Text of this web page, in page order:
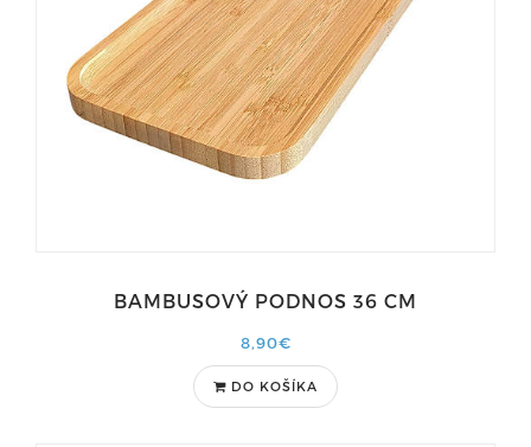
BAMBUSOVÝ PODNOS 36 CM
8,90€
DO KOŠÍKA